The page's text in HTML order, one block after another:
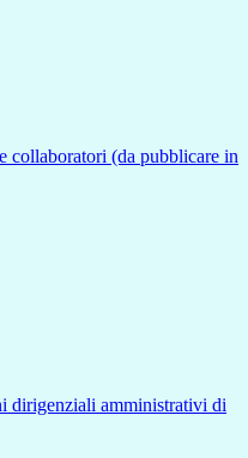
collaboratori (da pubblicare in
dirigenziali amministrativi di